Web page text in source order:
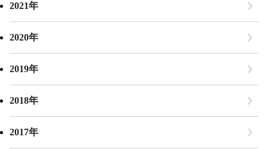
2021年
2020年
2019年
2018年
2017年